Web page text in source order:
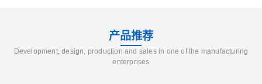
产品推荐
Development, design, production and sales in one of the manufacturing
enterprises